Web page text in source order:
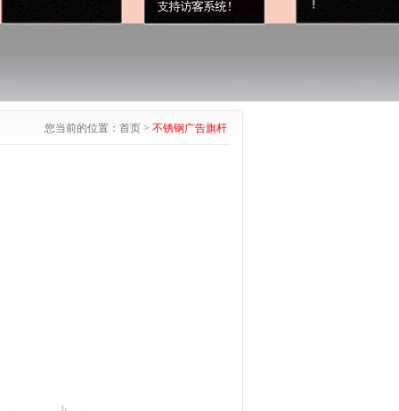
您当前的位置： 首页> 不锈钢广告旗杆